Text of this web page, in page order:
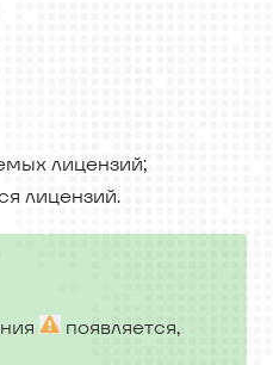
лицензий;
лицензий.
появляется,